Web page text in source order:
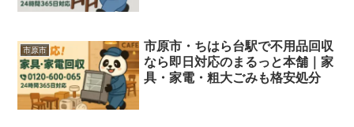
市原市
市原市・ちはら台駅で不用品回収
なら即日対応のまるっと本舗｜家
具・家電・粗大ごみも格安処分